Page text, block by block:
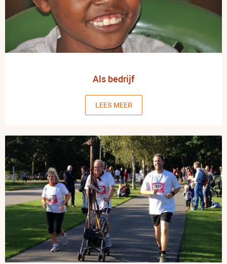
Als bedrijf
LEES MEER